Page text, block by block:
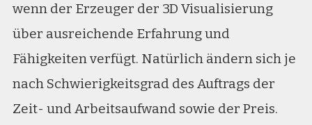
wenn der Erzeuger der 3D Visualisierung
über ausreichende Erfahrung und
Fähigkeiten verfügt. Natürlich ändern sich je
nach Schwierigkeitsgrad des Auftrags der
Zeit- und Arbeitsaufwand sowie der Preis.